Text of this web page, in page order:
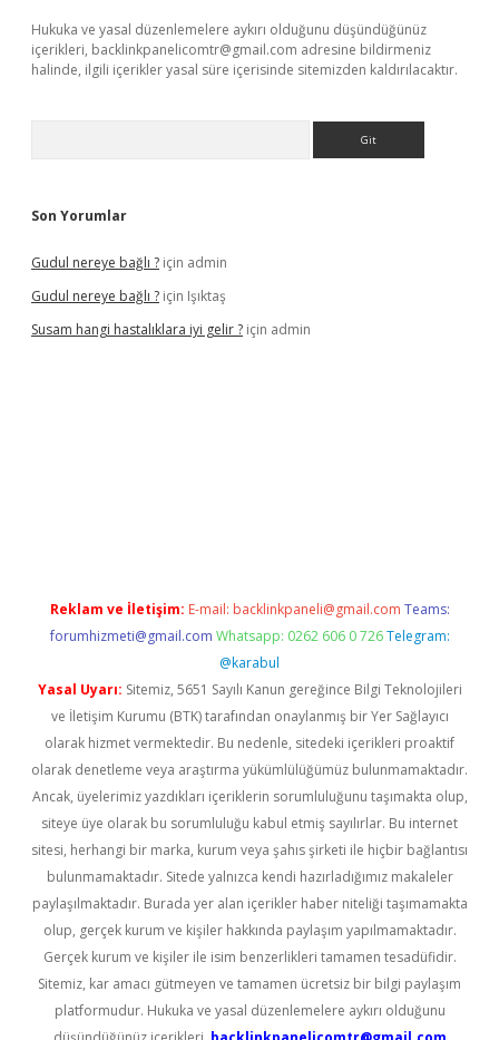
Hukuka ve yasal düzenlemelere aykırı olduğunu düşündüğünüz
içerikleri, backlinkpanelicomtr@gmail.com adresine bildirmeniz
halinde, ilgili içerikler yasal süre içerisinde sitemizden kaldırılacaktır.
Son Yorumlar
Gudul nereye bağlı ? için admin
Gudul nereye bağlı ? için Işıktaş
Susam hangi hastalıklara iyi gelir ? için admin
Reklam ve İletişim: E-mail: backlinkpaneli@gmail.com Teams:
forumhizmeti@gmail.com Whatsapp: 0262 606 0 726 Telegram:
@karabul
Yasal Uyarı: Sitemiz, 5651 Sayılı Kanun gereğince Bilgi Teknolojileri
ve İletişim Kurumu (BTK) tarafından onaylanmış bir Yer Sağlayıcı
olarak hizmet vermektedir. Bu nedenle, sitedeki içerikleri proaktif
olarak denetleme veya araştırma yükümlülüğümüz bulunmamaktadır.
Ancak, üyelerimiz yazdıkları içeriklerin sorumluluğunu taşımakta olup,
siteye üye olarak bu sorumluluğu kabul etmiş sayılırlar. Bu internet
sitesi, herhangi bir marka, kurum veya şahıs şirketi ile hiçbir bağlantısı
bulunmamaktadır. Sitede yalnızca kendi hazırladığımız makaleler
paylaşılmaktadır. Burada yer alan içerikler haber niteliği taşımamakta
olup, gerçek kurum ve kişiler hakkında paylaşım yapılmamaktadır.
Gerçek kurum ve kişiler ile isim benzerlikleri tamamen tesadüfidir.
Sitemiz, kar amacı gütmeyen ve tamamen ücretsiz bir bilgi paylaşım
platformudur. Hukuka ve yasal düzenlemelere aykırı olduğunu